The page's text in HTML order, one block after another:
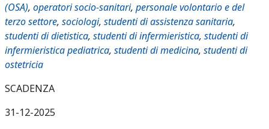
(OSA), operatori socio-sanitari, personale volontario e del
terzo settore, sociologi, studenti di assistenza sanitaria,
studenti di dietistica, studenti di infermieristica, studenti di
infermieristica pediatrica, studenti di medicina, studenti di
ostetricia
SCADENZA
31-12-2025